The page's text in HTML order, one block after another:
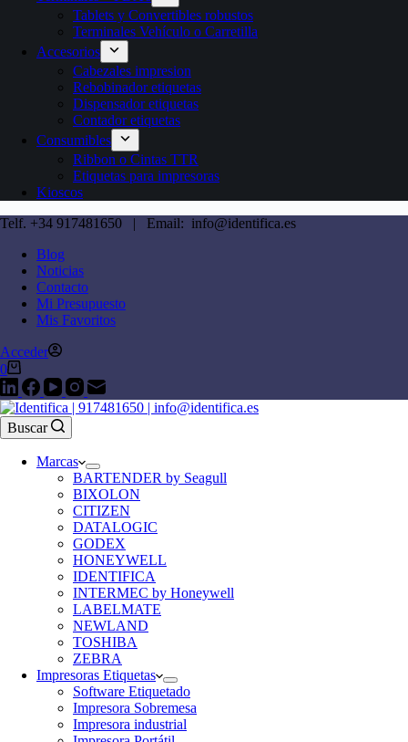
Tablets y Convertibles robustos
Terminales Vehículo o Carretilla
Accesorios
Cabezales impresion
Rebobinador etiquetas
Dispensador etiquetas
Contador etiquetas
Consumibles
Ribbon o Cintas TTR
Etiquetas para impresoras
Kioscos
Telf. +34 917481650 | Email: info@identifica.es
Blog
Noticias
Contacto
Mi Presupuesto
Mis Favoritos
Acceder
0
Buscar
Marcas
BARTENDER by Seagull
BIXOLON
CITIZEN
DATALOGIC
GODEX
HONEYWELL
IDENTIFICA
INTERMEC by Honeywell
LABELMATE
NEWLAND
TOSHIBA
ZEBRA
Impresoras Etiquetas
Software Etiquetado
Impresora Sobremesa
Impresora industrial